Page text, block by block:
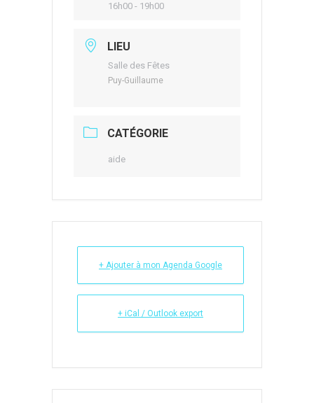
16h00 - 19h00
LIEU
Salle des Fêtes
Puy-Guillaume
CATÉGORIE
aide
+ Ajouter à mon Agenda Google
+ iCal / Outlook export